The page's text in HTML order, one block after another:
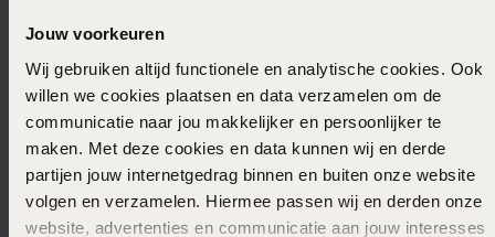
Jouw voorkeuren
Wij gebruiken altijd functionele en analytische cookies. Ook
willen we cookies plaatsen en data verzamelen om de
communicatie naar jou makkelijker en persoonlijker te
maken. Met deze cookies en data kunnen wij en derde
partijen jouw internetgedrag binnen en buiten onze website
volgen en verzamelen. Hiermee passen wij en derden onze
website, advertenties en communicatie aan jouw interesses